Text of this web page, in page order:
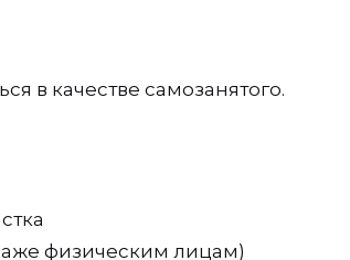
в качестве самозанятого.
физическим лицам)